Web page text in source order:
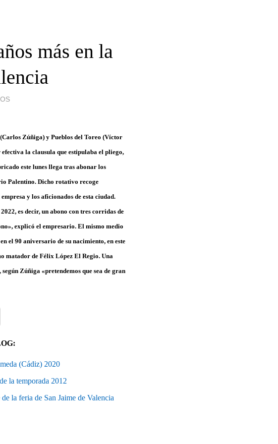
más en la
Zúñiga) y Pueblos del Toreo (Víctor
la clausula que estipulaba el pliego,
este lunes llega tras abonar los
Palentino. Dicho rotativo recoge
y los aficionados de esta ciudad.
es decir, un abono con tres corridas de
explicó el empresario. El mismo medio
el 90 aniversario de su nacimiento, en este
matador de Félix López El Regio. Una
Zúñiga «pretendemos que sea de gran
(Cádiz) 2020
la temporada 2012
la feria de San Jaime de Valencia